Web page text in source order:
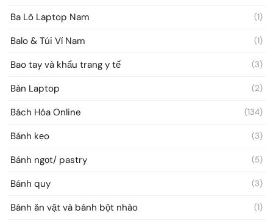
Ba Lô Laptop Nam (1)
Balo & Túi Ví Nam (1)
Bao tay và khẩu trang y tế (3)
Bàn Laptop (2)
Bách Hóa Online (134)
Bánh kẹo (3)
Bánh ngọt/ pastry (5)
Bánh quy (3)
Bánh ăn vặt và bánh bột nhào (1)